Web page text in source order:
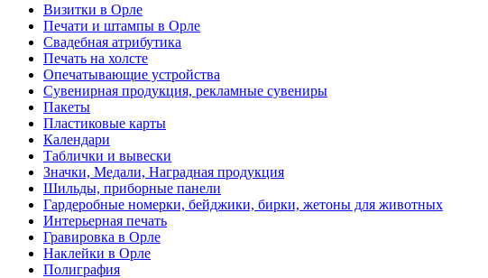
Визитки в Орле
Печати и штампы в Орле
Свадебная атрибутика
Печать на холсте
Опечатывающие устройства
Сувенирная продукция, рекламные сувениры
Пакеты
Пластиковые карты
Календари
Таблички и вывески
Значки, Медали, Наградная продукция
Шильды, приборные панели
Гардеробные номерки, бейджики, бирки, жетоны для животных
Интерьерная печать
Гравировка в Орле
Наклейки в Орле
Полиграфия